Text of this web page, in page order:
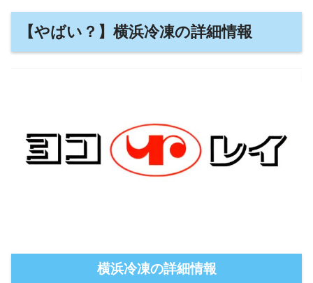
【やばい？】横浜冷凍の詳細情報
横浜冷凍の詳細情報